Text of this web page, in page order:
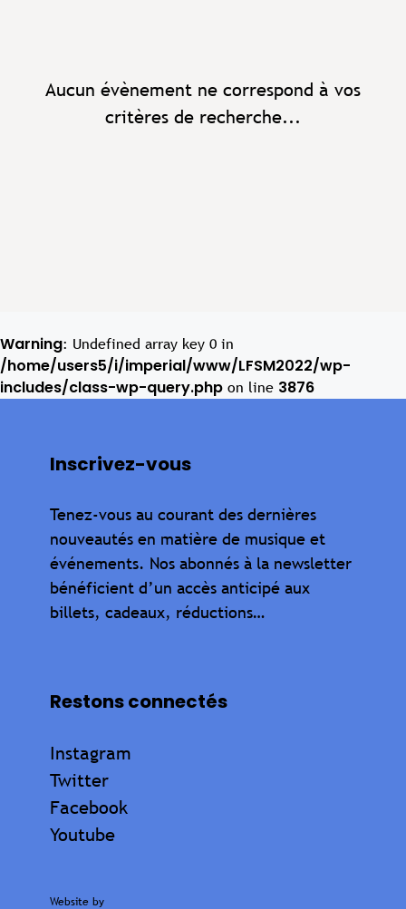
Aucun évènement ne correspond à vos
critères de recherche...
Warning: Undefined array key 0 in
/home/users5/i/imperial/www/LFSM2022/wp-
includes/class-wp-query.php on line 3876
Inscrivez-vous
Tenez-vous au courant des dernières
nouveautés en matière de musique et
événements. Nos abonnés à la newsletter
bénéficient d’un accès anticipé aux
billets, cadeaux, réductions…
Restons connectés
Instagram
Twitter
Facebook
Youtube
Website by